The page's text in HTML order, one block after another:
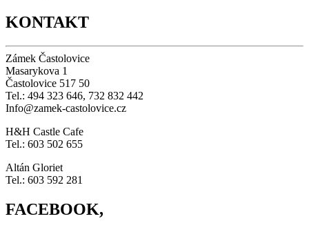
KONTAKT
Zámek Častolovice
Masarykova 1
Častolovice 517 50
Tel.: 494 323 646, 732 832 442
Info@zamek-castolovice.cz
H&H Castle Cafe
Tel.: 603 502 655
Altán Gloriet
Tel.: 603 592 281
FACEBOOK,